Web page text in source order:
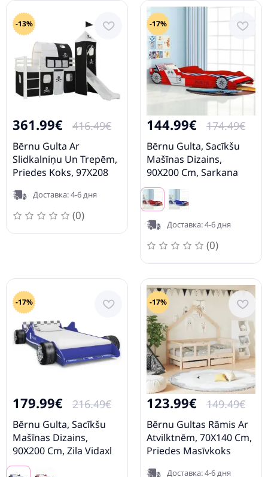
-13%
361.99€ 416.49€
Bērnu Gulta Ar
Slidkalniņu Un Trepēm,
Priedes Koks, 97X208
Доставка: 4-6 дня
(0)
-17%
144.99€ 174.49€
Bērnu Gulta, Sacīkšu
Mašīnas Dizains,
90X200 Cm, Sarkana
Vidaxl
Доставка: 4-6 дня
(0)
-17%
179.99€ 216.49€
Bērnu Gulta, Sacīkšu
Mašīnas Dizains,
90X200 Cm, Zila Vidaxl
-17%
123.99€ 149.49€
Bērnu Gultas Rāmis Ar
Atvilktnēm, 70X140 Cm,
Priedes Masīvkoks
Доставка: 4-6 дня